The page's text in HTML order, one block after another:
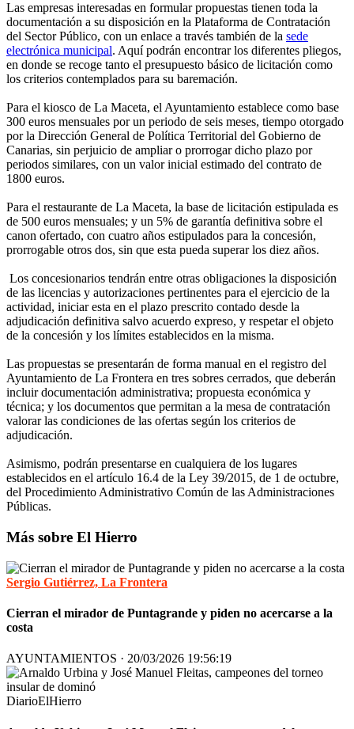
Las empresas interesadas en formular propuestas tienen toda la
documentación a su disposición en la Plataforma de Contratación
del Sector Público, con un enlace a través también de la sede
electrónica municipal. Aquí podrán encontrar los diferentes pliegos,
en donde se recoge tanto el presupuesto básico de licitación como
los criterios contemplados para su baremación.
Para el kiosco de La Maceta, el Ayuntamiento establece como base
300 euros mensuales por un periodo de seis meses, tiempo otorgado
por la Dirección General de Política Territorial del Gobierno de
Canarias, sin perjuicio de ampliar o prorrogar dicho plazo por
periodos similares, con un valor inicial estimado del contrato de
1800 euros.
Para el restaurante de La Maceta, la base de licitación estipulada es
de 500 euros mensuales; y un 5% de garantía definitiva sobre el
canon ofertado, con cuatro años estipulados para la concesión,
prorrogable otros dos, sin que esta pueda superar los diez años.
Los concesionarios tendrán entre otras obligaciones la disposición
de las licencias y autorizaciones pertinentes para el ejercicio de la
actividad, iniciar esta en el plazo prescrito contado desde la
adjudicación definitiva salvo acuerdo expreso, y respetar el objeto
de la concesión y los límites establecidos en la misma.
Las propuestas se presentarán de forma manual en el registro del
Ayuntamiento de La Frontera en tres sobres cerrados, que deberán
incluir documentación administrativa; propuesta económica y
técnica; y los documentos que permitan a la mesa de contratación
valorar las condiciones de las ofertas según los criterios de
adjudicación.
Asimismo, podrán presentarse en cualquiera de los lugares
establecidos en el artículo 16.4 de la Ley 39/2015, de 1 de octubre,
del Procedimiento Administrativo Común de las Administraciones
Públicas.
Más sobre El Hierro
Sergio Gutiérrez, La Frontera
Cierran el mirador de Puntagrande y piden no acercarse a la
costa
AYUNTAMIENTOS · 20/03/2026 19:56:19
DiarioElHierro